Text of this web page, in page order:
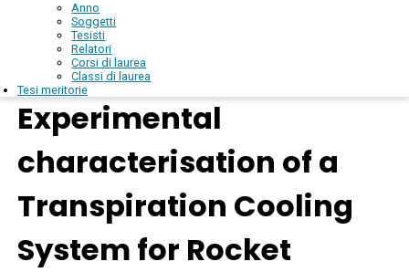
Anno
Soggetti
Tesisti
Relatori
Corsi di laurea
Classi di laurea
Tesi meritorie
Experimental
characterisation of a
Transpiration Cooling
System for Rocket